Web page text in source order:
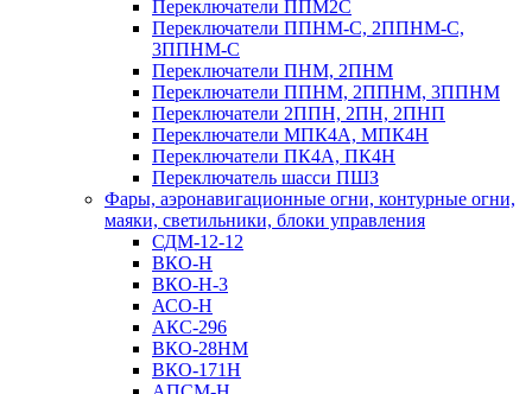
Переключатели ППМ2С
Переключатели ППНМ-С, 2ППНМ-С,
3ППНМ-С
Переключатели ПНМ, 2ПНМ
Переключатели ППНМ, 2ППНМ, 3ППНМ
Переключатели 2ППН, 2ПН, 2ПНП
Переключатели МПК4А, МПК4Н
Переключатели ПК4А, ПК4Н
Переключатель шасси ПШЗ
Фары, аэронавигационные огни, контyрные огни,
маяки, светильники, блоки управления
СДМ-12-12
ВКО-Н
ВКО-Н-3
АСО-Н
АКС-296
ВКО-28НМ
ВКО-171Н